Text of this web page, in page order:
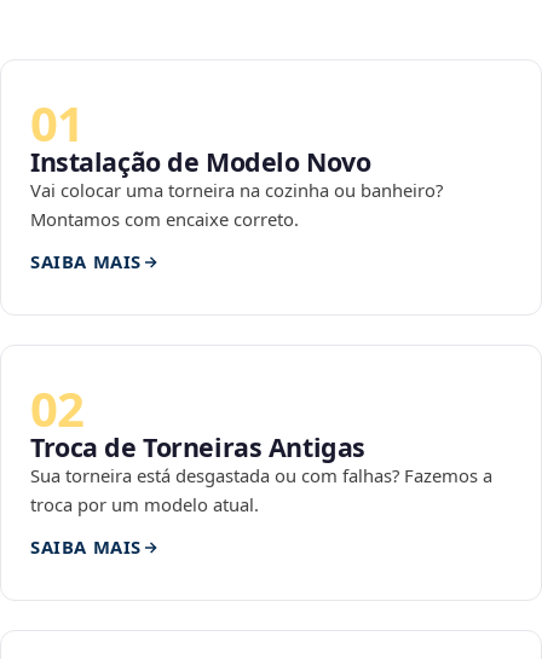
01
Instalação de Modelo Novo
Vai colocar uma torneira na cozinha ou banheiro?
Montamos com encaixe correto.
SAIBA MAIS
02
Troca de Torneiras Antigas
Sua torneira está desgastada ou com falhas? Fazemos a
troca por um modelo atual.
SAIBA MAIS